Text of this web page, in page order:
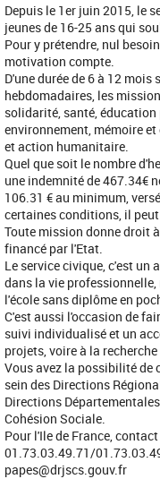
Depuis le 1er juin 2015, le
jeunes de 16-25 ans qui
Pour y prétendre, nul
motivation compte.
D'une durée de 6 à 12
hebdomadaires, les
solidarité, santé,
environnement, mémoire
et action humanitaire.
Quel que soit le nombre
une indemnité de 467.34€
106.31 € au minimum,
certaines conditions, il
Toute mission donne droit
financé par l'Etat.
Le service civique, c'est un
dans la vie
l'école sans diplôme en
C'est aussi l'occasion de
suivi individualisé et un
projets, voire à la
Vous avez la possibilité de
sein des Directions
Directions
Cohésion Sociale.
Pour l'Ile de France,
01.73.03.49.71/
papes@drjscs.gouv.fr